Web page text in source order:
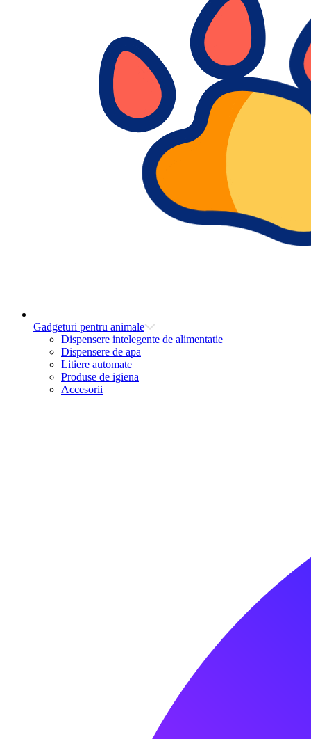
Gadgeturi pentru animale
Dispensere intelegente de alimentatie
Dispensere de apa
Litiere automate
Produse de igiena
Accesorii